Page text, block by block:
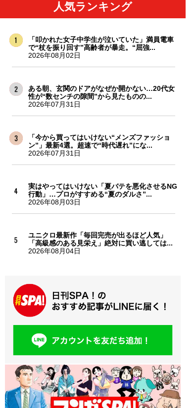
人気ランキング
「叩かれた女子中学生が泣いていた」満員電車
で“杖を振り回す”高齢者が暴走。“屈強...
2026年08月02日
ある朝、玄関のドアがなぜか開かない…20代女
性が“数センチの隙間”から見たものの...
2026年07月31日
「今から買ってはいけない“メンズファッショ
ン”」最新4選。超速で“時代遅れ”にな...
2026年07月31日
実はやってはいけない「夏バテを悪化させるNG
行動」…プロがすすめる“夏のダルさ”...
2026年08月03日
ユニクロ最新作「毎回完売が出るほど人気」
「高級感のある見栄え」絶対に買い逃しては...
2026年08月04日